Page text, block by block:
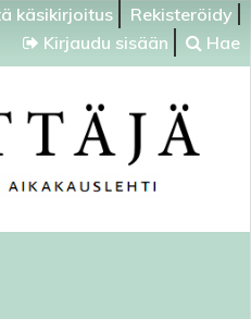
käsikirjoitus
Rekisteröidy
Kirjaudu sisään
Hae